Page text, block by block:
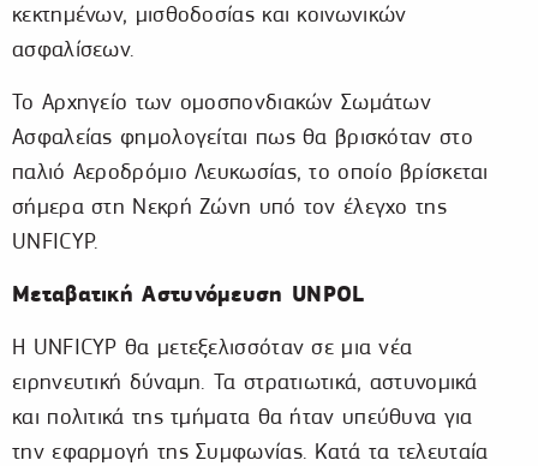
κεκτημένων, μισθοδοσίας και κοινωνικών
ασφαλίσεων.
Το Αρχηγείο των ομοσπονδιακών Σωμάτων
Ασφαλείας φημολογείται πως θα βρισκόταν στο
παλιό Αεροδρόμιο Λευκωσίας, το οποίο βρίσκεται
σήμερα στη Νεκρή Ζώνη υπό τον έλεγχο της
UNFICYP.
Μεταβατική Αστυνόμευση UNPOL
Η UNFICYP θα μετεξελισσόταν σε μια νέα
ειρηνευτική δύναμη. Τα στρατιωτικά, αστυνομικά
και πολιτικά της τμήματα θα ήταν υπεύθυνα για
την εφαρμογή της Συμφωνίας. Κατά τα τελευταία